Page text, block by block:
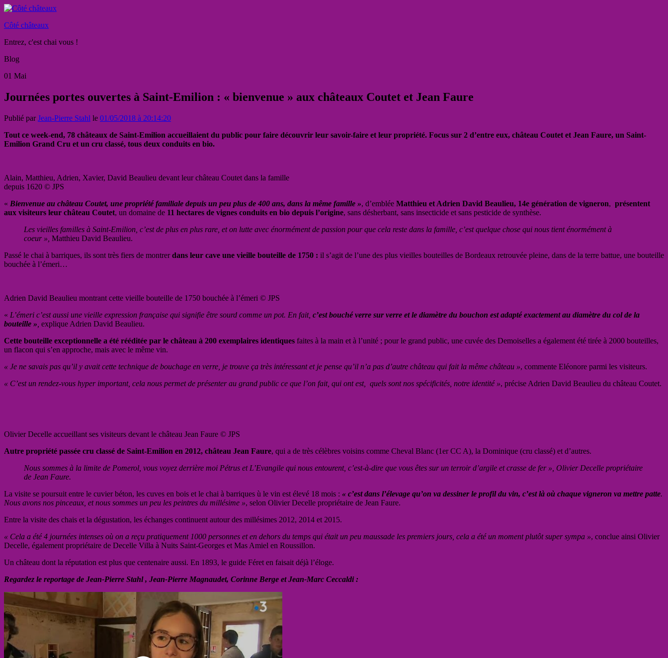
Côté châteaux
Entrez, c'est chai vous !
Blog
01 Mai
Journées portes ouvertes à Saint-Emilion : « bienvenue » aux châteaux Coutet et Jean Faure
Publié parJean-Pierre Stahl le 01/05/2018 à 20:14:20
Tout ce week-end, 78 châteaux de Saint-Emilion accueillaient du public pour faire découvrir leur savoir-faire et leur propriété. Focus sur 2 d’entre eux, château Coutet et Jean Faure, un Saint-
Emilion Grand Cru et un cru classé, tous deux conduits en bio.
Alain, Matthieu, Adrien, Xavier, David Beaulieu devant leur château Coutet dans la famille
depuis 1620 © JPS
« Bienvenue au château Coutet, une propriété familiale depuis un peu plus de 400 ans, dans la même famille », d’emblée Matthieu et Adrien David Beaulieu, 14e génération de vigneron, présentent
aux visiteurs leur château Coutet, un domaine de 11 hectares de vignes conduits en bio depuis l’origine, sans désherbant, sans insecticide et sans pesticide de synthèse.
Les vieilles familles à Saint-Emilion, c’est de plus en plus rare, et on lutte avec énormément de passion pour que cela reste dans la famille, c’est quelque chose qui nous tient énormément à
coeur », Matthieu David Beaulieu.
Passé le chai à barriques, ils sont très fiers de montrerdans leur cave une vieille bouteille de 1750 : il s’agit de l’une des plus vieilles bouteilles de Bordeaux retrouvée pleine, dans de la terre battue, une bouteille
bouchée à l’émeri…
Adrien David Beaulieu montrant cette vieille bouteille de 1750 bouchée à l’émeri © JPS
« L’émeri c’est aussi une vieille expression française qui signifie être sourd comme un pot. En fait, c’est bouché verre sur verre et le diamètre du bouchon est adapté exactement au diamètre du col de la
bouteille » explique Adrien David Beaulieu.
Cette bouteille exceptionnelle a été rééditée par le château à 200 exemplaires identiques faites à la main et à l’unité ; pour le grand public, une cuvée des Demoiselles a également été tirée à 2000 bouteilles,
un flacon qui s’en approche, mais avec le même vin.
« Je ne savais pas qu’il y avait cette technique de bouchage en verre, je trouve ça très intéressant et je pense qu’il n’a pas d’autre château qui fait la même château », commente Eléonore parmi les visiteurs.
« C’est un rendez-vous hyper important, cela nous permet de présenter au grand public ce que l’on fait, qui ont est, quels sont nos spécificités, notre identité », précise Adrien David Beaulieu du château Coutet.
Olivier Decelle accueillant ses visiteurs devant le château Jean Faure © JPS
Autre propriété passée cru classé de Saint-Emilion en 2012, château Jean Faure, qui a de très célèbres voisins comme Cheval Blanc (1er CC A), la Dominique (cru classé) et d’autres.
Nous sommes à la limite de Pomerol, vous voyez derrière moi Pétrus et L’Evangile qui nous entourent, c’est-à-dire que vous êtes sur un terroir d’argile et crasse de fer », Olivier Decelle propriétaire
de Jean Faure.
La visite se poursuit entre le cuvier béton, les cuves en bois et le chai à barriques ù le vin est élevé 18 mois : « c’est dans l’élevage qu’on va dessiner le profil du vin, c’est là où chaque vigneron va mettre patte.
Nous avons nos pinceaux, et nous sommes un peu les peintres du millésime », selon Olivier Decelle propriétaire de Jean Faure.
Entre la visite des chais et la dégustation, les échanges continuent autour des millésimes 2012, 2014 et 2015.
« Cela a été 4 journées intenses où on a reçu pratiquement 1000 personnes et en dehors du temps qui était un peu maussade les premiers jours, cela a été un moment plutôt super sympa », conclue ainsi Olivier
Decelle, également propriétaire de Decelle Villa à Nuits Saint-Georges et Mas Amiel en Roussillon.
Un château dont la réputation est plus que centenaire aussi. En 1893, le guide Féret en faisait déjà l’éloge.
Regardez le reportage de Jean-Pierre Stahl , Jean-Pierre Magnaudet, Corinne Berge et Jean-Marc Ceccaldi :